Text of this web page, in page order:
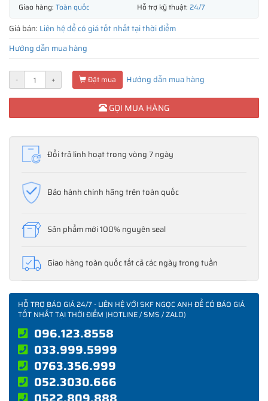
Giao hàng: Toàn quốc Hỗ trợ kỹ thuật: 24/7
Giá bán: Liên hệ để có giá tốt nhất tại thời điểm
Hướng dẫn mua hàng
- + Đặt mua Hướng dẫn mua hàng
GỌI MUA HÀNG
Đổi trả linh hoạt trong vòng 7 ngày
Bảo hành chính hãng trên toàn quốc
Sản phẩm mới 100% nguyên seal
Giao hàng toàn quốc tất cả các ngày trong tuần
HỖ TRỢ BÁO GIÁ 24/7 - LIÊN HỆ VỚI SKF NGỌC ANH ĐỂ CÓ BÁO GIÁ
TỐT NHẤT TẠI THỜI ĐIỂM (HOTLINE / SMS / ZALO)
096.123.8558
033.999.5999
0763.356.999
052.3030.666